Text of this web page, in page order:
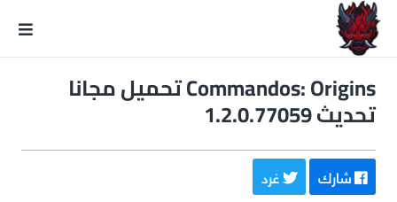
Commandos: Origins تحميل مجانا
تحديث 1.2.0.77059
شارك غرد